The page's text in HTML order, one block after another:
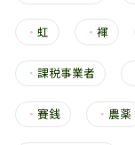
・ 虹 ・褌
・ 課税事業者
・ 賽銭 ・ 農薬